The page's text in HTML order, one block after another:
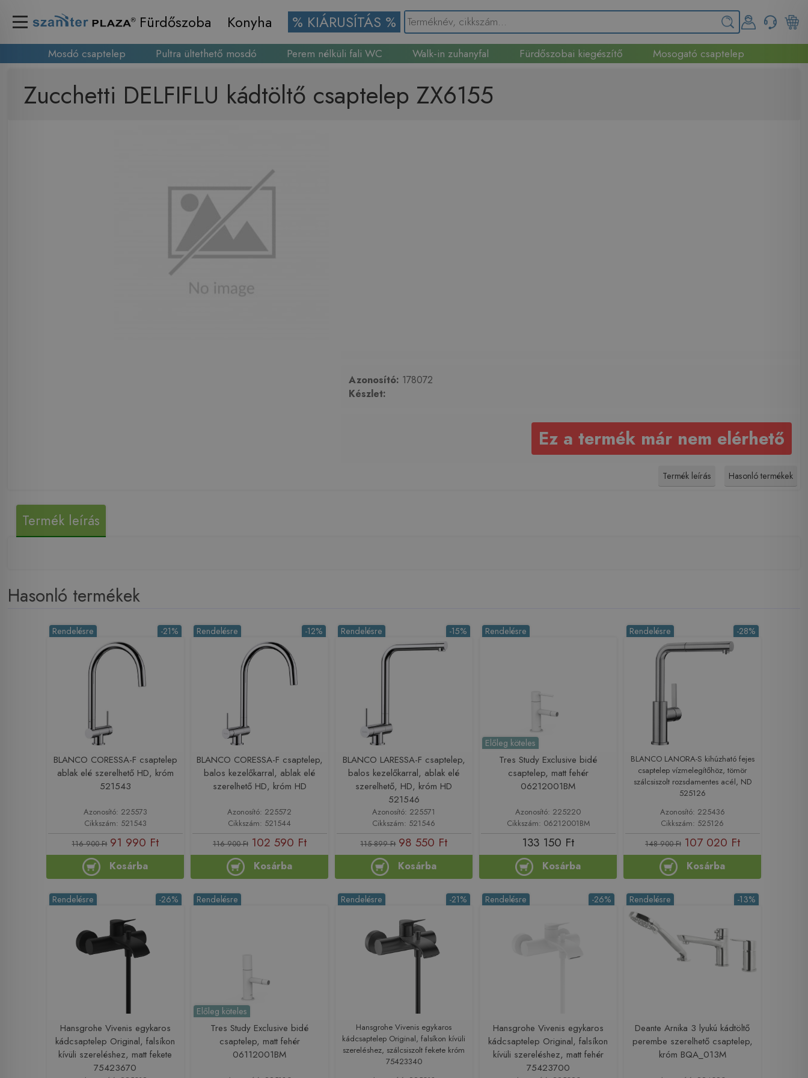
Fürdőszoba Konyha % KIÁRUSÍTÁS %
Mosdó csaptelep Pultra ültethető mosdó Perem nélküli fali WC Walk-in zuhanyfal Fürdőszobai kiegészítő
Mosogató csaptelep
Zucchetti DELFIFLU kádtöltő csaptelep ZX6155
Azonosító: 178072
Készlet:
Ez a termék már nem elérhető
Termék leírás Hasonló termékek
Termék leírás
Hasonló termékek
-21%
Rendelésre
BLANCO CORESSA-F csaptelep
ablak elé szerelhető HD, króm
521543
Azonosító: 225573
Cikkszám: 521543
116 900 Ft 91 990 Ft
Kosárba
-12%
Rendelésre
BLANCO CORESSA-F csaptelep,
balos kezelőkarral, ablak elé
szerelhető HD, króm HD
Azonosító: 225572
Cikkszám: 521544
116 900 Ft 102 590 Ft
Kosárba
-15%
Rendelésre
BLANCO LARESSA-F csaptelep,
balos kezelőkarral, ablak elé
szerelhető, HD, króm HD
521546
Azonosító: 225571
Cikkszám: 521546
115 899 Ft 98 550 Ft
Kosárba
Rendelésre
Előleg köteles
Tres Study Exclusive bidé
csaptelep, matt fehér
06212001BM
Azonosító: 225220
Cikkszám: 06212001BM
133 150 Ft
Kosárba
-28%
Rendelésre
BLANCO LANORA-S kihúzható fejes
csaptelep vízmelegítőhöz, tömör
szálcsiszolt rozsdamentes acél, ND
525126
Azonosító: 225436
Cikkszám: 525126
148 900 Ft 107 020 Ft
Kosárba
-26%
Rendelésre
Hansgrohe Vivenis egykaros
kádcsaptelep Original, falsíkon
kívüli szereléshez, matt fekete
75423670
Rendelésre
Előleg köteles
Tres Study Exclusive bidé
csaptelep, matt fehér
06112001BM
-21%
Rendelésre
Hansgrohe Vivenis egykaros
kádcsaptelep Original, falsíkon kívüli
szereléshez, szálcsiszolt fekete króm
75423340
-26%
Rendelésre
Hansgrohe Vivenis egykaros
kádcsaptelep Original, falsíkon
kívüli szereléshez, matt fehér
75423700
-13%
Rendelésre
Deante Arnika 3 lyukú kádtöltő
perembe szerelhető csaptelep,
króm BQA_013M